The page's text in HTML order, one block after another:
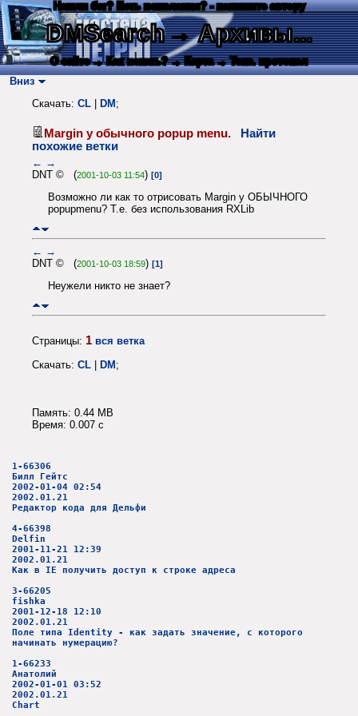
Нашли баг? Есть пожелания? - напишите автору
DMSearch→ Архивы...
О сайте → Как искать? → Карта → Текс. протокол
Вниз
Скачать: CL DM ;
Margin у обычного popup menu.
Найти
похожие ветки
← →
DNT © (2001-10-03 11:54) [0]
Возможно ли как то отрисовать Margin у ОБЫЧНОГО
popupmenu? Т.е. без использования RXLib
← →
DNT © (2001-10-03 18:59) [1]
Неужели никто не знает?
Страницы: 1 вся ветка
Скачать: CL DM ;
Память: 0.44 MB
Время: 0.007 c
1-66306
Билл Гейтс
2002-01-04 02:54
2002.01.21
Редактор кода для Дельфи
4-66398
Delfin
2001-11-21 12:39
2002.01.21
Как в IE получить доступ к строке адреса
3-66205
fishka
2001-12-18 12:10
2002.01.21
Поле типа Identity - как задать значение, с которого
начинать нумерацию?
1-66233
Анатолий
2002-01-01 03:52
2002.01.21
Сhart